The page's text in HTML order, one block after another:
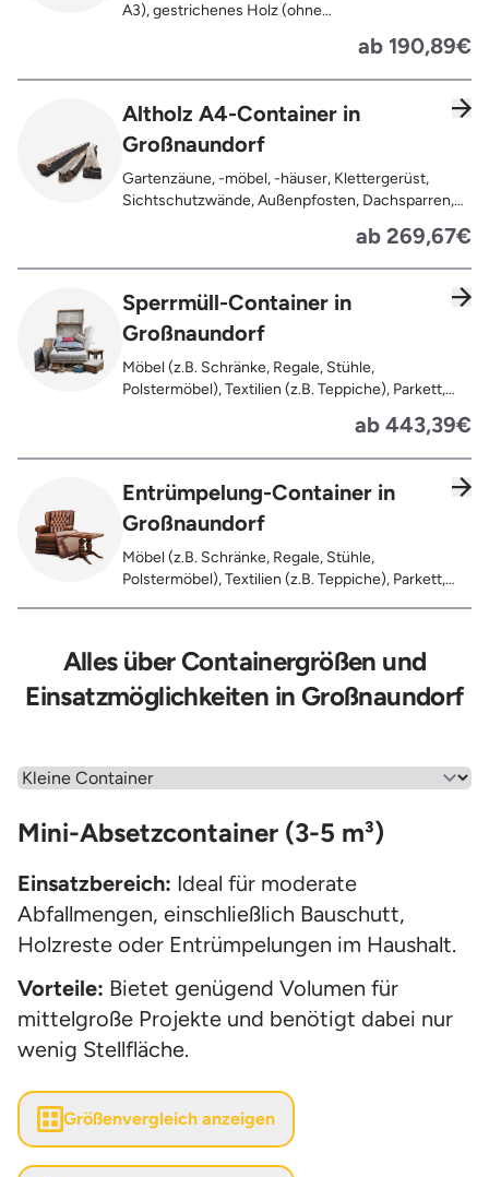
A3), gestrichenes Holz (ohne
Oberflächenbehandlung wie Anstrich, Lasur,
Lackierung ), kleine Anhaftungen wie Nägel,
Schrauben oder Scharniere , Möbel und Türen,
Holz (z.B. Paletten, Bauholz),
Holzweichfaserplatten, Holzkisten,
ab 190,89€
Altholz A4-Container in
Großnaundorf
Gartenzäune, -möbel, -häuser, Klettergerüst,
Sichtschutzwände, Außenpfosten, Dachsparren,
behandeltes Holz (=schadstoffbelastet),
Verfaultes oder verbranntes Holz, Fensterrahmen,
Bahnschwellen, Pflanzfähle, Jägerzaun
ab 269,67€
Sperrmüll-Container in
Großnaundorf
Möbel (z.B. Schränke, Regale, Stühle,
Polstermöbel), Textilien (z.B. Teppiche), Parkett,
Koffer, Fensterholz oder Türholz / Türen (ohne
Glas), Fahrräder, Matratzen, Spielzeug, Bücher,
Laminat
ab 443,39€
Entrümpelung-Container in
Großnaundorf
Möbel (z.B. Schränke, Regale, Stühle,
Polstermöbel), Textilien (z.B. Teppiche), Parkett,
Fässer, Eimer, Sonstiger Hausstand
Alles über Containergrößen und
Einsatzmöglichkeiten in Großnaundorf
Wähle einen Menüpunkt aus
Mini-Absetzcontainer (3-5 m³)
Einsatzbereich: Ideal für moderate
Abfallmengen, einschließlich Bauschutt,
Holzreste oder Entrümpelungen im Haushalt.
Vorteile: Bietet genügend Volumen für
mittelgroße Projekte und benötigt dabei nur
wenig Stellfläche.
Größenvergleich anzeigen